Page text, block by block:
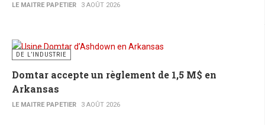
LE MAITRE PAPETIER 3 AOÛT 2026
DE L’INDUSTRIE
Domtar accepte un règlement de 1,5 M$ en
Arkansas
LE MAITRE PAPETIER 3 AOÛT 2026